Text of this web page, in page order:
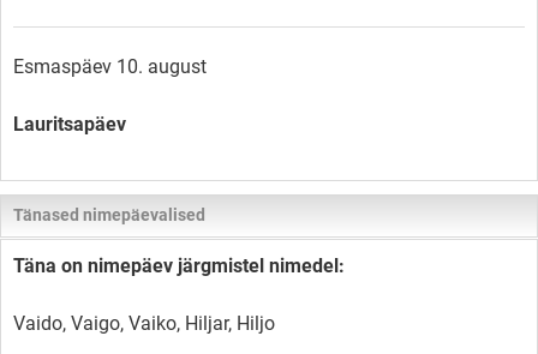
Esmaspäev 10. august
Lauritsapäev
Tänased nimepäevalised
Täna on nimepäev järgmistel nimedel:
Vaido, Vaigo, Vaiko, Hiljar, Hiljo